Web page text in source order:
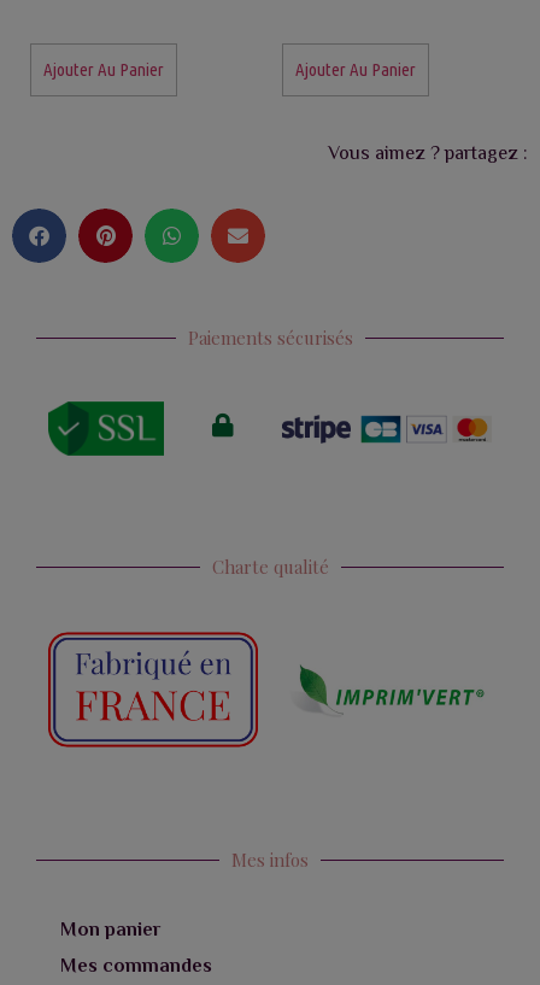
Ajouter Au Panier Ajouter Au Panier
Vous aimez ? partagez :
Paiements sécurisés
Charte qualité
Mes infos
Mon panier
Mes commandes